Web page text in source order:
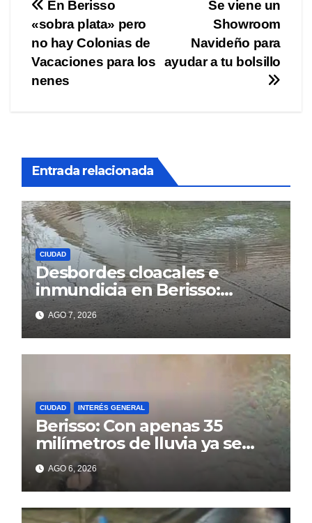
Navegación
de
entradas
Se viene un
Showroom
Navideño para
ayudar a tu bolsillo
En Berisso
«sobra plata» pero
no hay Colonias de
Vacaciones para los
nenes
Entrada relacionada
CIUDAD
Desbordes cloacales e
inmundicia en Berisso:
colapso de la red en la calle
14AGO 7, 2026
CIUDAD INTERÉS GENERAL
Berisso: Con apenas 35
milímetros de lluvia ya se
sienten los problemas
AGO 6, 2026